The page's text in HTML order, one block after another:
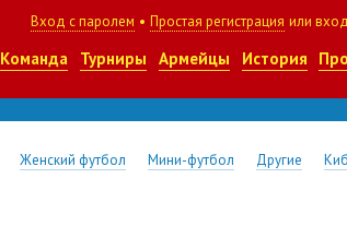
Вход с паролем • Простая регистрация или вход
Команда Турниры Армейцы История
Женский футбол Мини-футбол Другие